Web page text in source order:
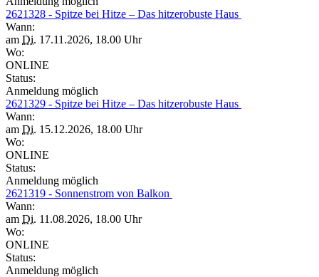
2621328 - Spitze bei Hitze – Das hitzerobuste Haus
Wann:
am Di. 17.11.2026, 18.00 Uhr
Wo:
ONLINE
Status:
Anmeldung möglich
2621329 - Spitze bei Hitze – Das hitzerobuste Haus
Wann:
am Di. 15.12.2026, 18.00 Uhr
Wo:
ONLINE
Status:
Anmeldung möglich
2621319 - Sonnenstrom von Balkon
Wann:
am Di. 11.08.2026, 18.00 Uhr
Wo:
ONLINE
Status:
Anmeldung möglich